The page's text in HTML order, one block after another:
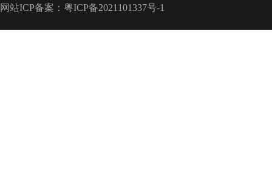
网站ICP备案： 粤ICP备2021101337号-1